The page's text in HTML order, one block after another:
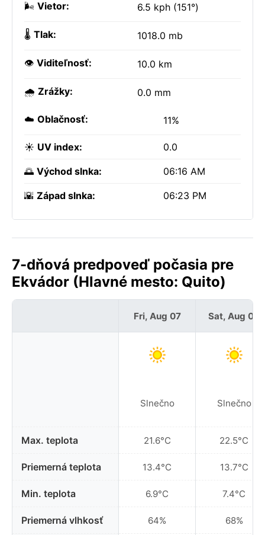
🌬️ Vietor: 6.5 kph (151°)
🌡️ Tlak: 1018.0 mb
👁️ Viditeľnosť: 10.0 km
🌧️ Zrážky: 0.0 mm
☁️ Oblačnosť: 11%
☀️ UV index: 0.0
🌅 Východ slnka: 06:16 AM
🌇 Západ slnka: 06:23 PM
7-dňová predpoveď počasia pre
Ekvádor (Hlavné mesto: Quito)
Max. teplota
Priemerná teplota
Min. teplota
Priemerná vlhkosť
Fri, Aug 07
Slnečno
21.6°C
13.4°C
6.9°C
64%
Sat, Aug 08
Slnečno
22.5°C
13.7°C
7.4°C
68%